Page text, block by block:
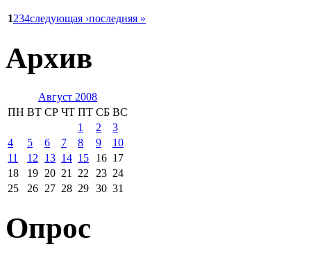
1234следующая ›последняя »
Архив
Август 2008
ПН ВТ СР ЧТ ПТ СБ ВС
1
2
3
4
5 6 7 8 9
10
11
12 13 14 15 16 17
18
19 20 21 22 23 24
25
26 27 28 29 30 31
Опрос